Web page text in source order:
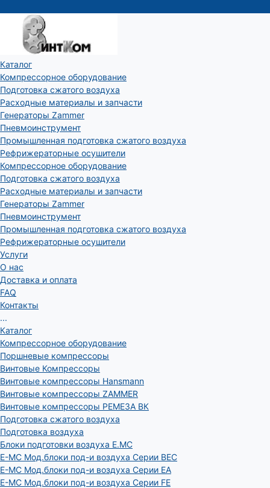
Каталог
Компрессорное оборудование
Подготовка сжатого воздуха
Расходные материалы и запчасти
Генераторы Zammer
Пневмоинструмент
Промышленная подготовка сжатого воздуха
Рефрижераторные осушители
Компрессорное оборудование
Подготовка сжатого воздуха
Расходные материалы и запчасти
Генераторы Zammer
Пневмоинструмент
Промышленная подготовка сжатого воздуха
Рефрижераторные осушители
Услуги
О нас
Доставка и оплата
FAQ
Контакты
...
Каталог
Компрессорное оборудование
Поршневые компрессоры
Винтовые Компрессоры
Винтовые компрессоры Hansmann
Винтовые компрессоры ZAMMER
Винтовые компрессоры РЕМЕЗА ВК
Подготовка сжатого воздуха
Подготовка воздуха
Блоки подготовки воздуха E.MC
E-MC Мод.блоки под-и воздуха Серии BEC
E-MC Мод.блоки под-и воздуха Серии EA
E-MC Мод.блоки под-и воздуха Серии FE